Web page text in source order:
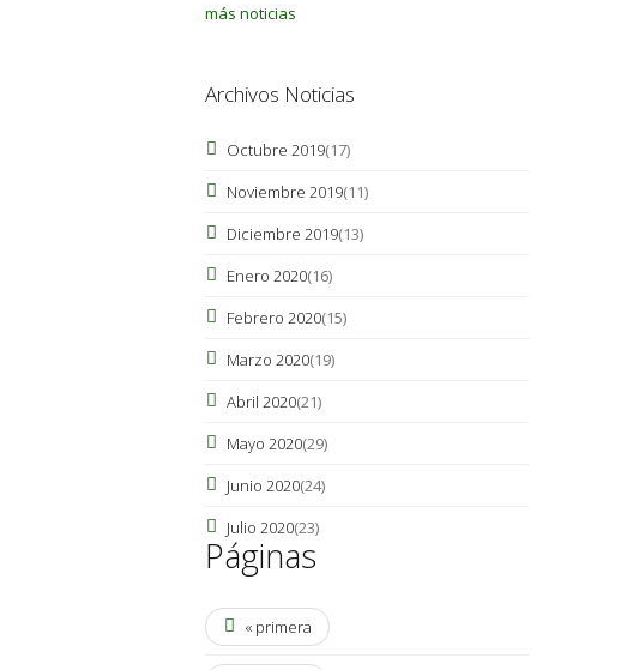
más noticias
Archivos Noticias
Octubre 2019(17)
Noviembre 2019(11)
Diciembre 2019(13)
Enero 2020(16)
Febrero 2020(15)
Marzo 2020(19)
Abril 2020(21)
Mayo 2020(29)
Junio 2020(24)
Julio 2020(23)
Páginas
« primera